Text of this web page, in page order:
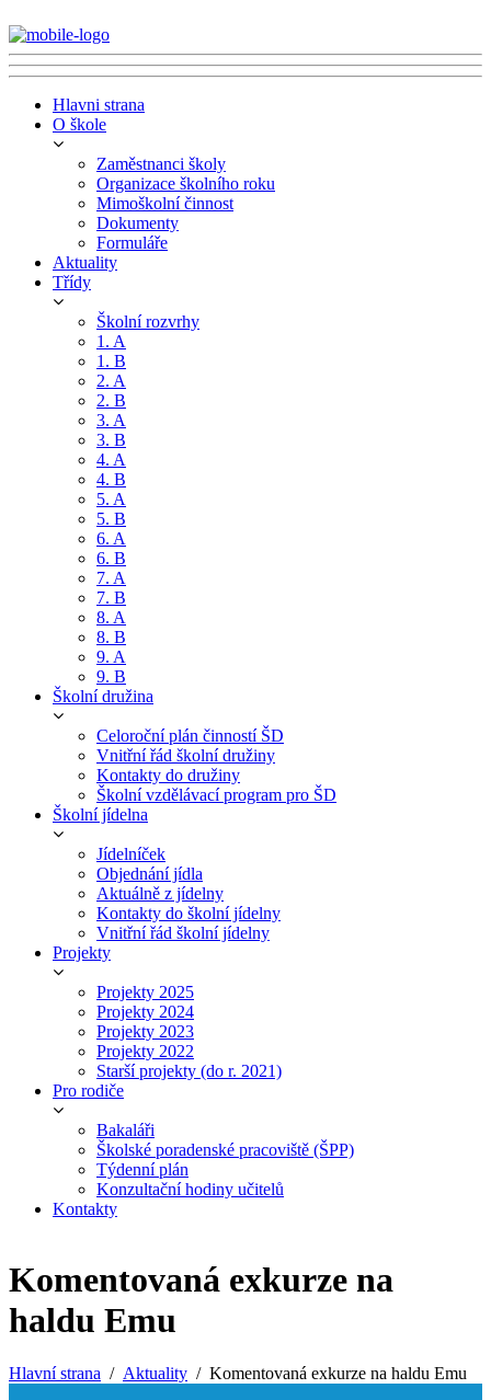
Hlavni strana
O škole
Zaměstnanci školy
Organizace školního roku
Mimoškolní činnost
Dokumenty
Formuláře
Aktuality
Třídy
Školní rozvrhy
1. A
1. B
2. A
2. B
3. A
3. B
4. A
4. B
5. A
5. B
6. A
6. B
7. A
7. B
8. A
8. B
9. A
9. B
Školní družina
Celoroční plán činností ŠD
Vnitřní řád školní družiny
Kontakty do družiny
Školní vzdělávací program pro ŠD
Školní jídelna
Jídelníček
Objednání jídla
Aktuálně z jídelny
Kontakty do školní jídelny
Vnitřní řád školní jídelny
Projekty
Projekty 2025
Projekty 2024
Projekty 2023
Projekty 2022
Starší projekty (do r. 2021)
Pro rodiče
Bakaláři
Školské poradenské pracoviště (ŠPP)
Týdenní plán
Konzultační hodiny učitelů
Kontakty
Komentovaná exkurze na
haldu Emu
Hlavní strana Aktuality Komentovaná exkurze na haldu Emu